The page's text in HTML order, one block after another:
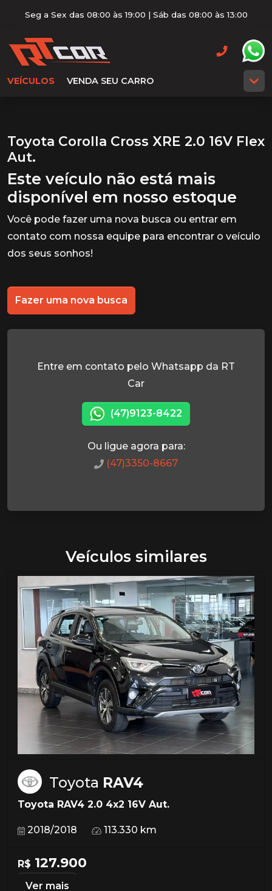
Seg a Sex das 08:00 às 19:00 | Sáb das 08:00 às 13:00
VEÍCULOS VENDA SEU CARRO
Toyota Corolla Cross XRE 2.0 16V Flex
Aut.
Este veículo não está mais
disponível em nosso estoque
Você pode fazer uma nova busca ou entrar em
contato com nossa equipe para encontrar o veículo
dos seus sonhos!
Fazer uma nova busca
Entre em contato pelo Whatsapp da RT
Car
(47)9123-8422
Ou ligue agora para:
(47)3350-8667
Veículos similares
Toyota RAV4
Toyota RAV4 2.0 4x2 16V Aut.
2018/2018 113.330 km
R$ 127.900
Ver mais